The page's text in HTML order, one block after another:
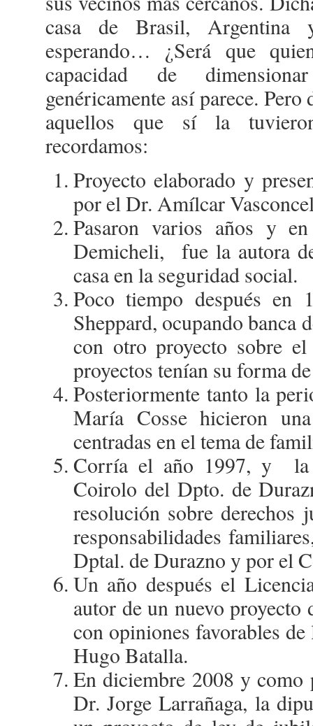
casa de Brasil, Argentina
esperando… ¿Será que
capacidad de
genéricamente así parece.
aquellos que sí la
recordamos:
Proyecto elaborado y
por el Dr. Amílcar
Pasaron varios años y
Demicheli, fue la autora
casa en la seguridad social.
Poco tiempo después en
Sheppard, ocupando banca
con otro proyecto sobre
proyectos tenían su forma
Posteriormente tanto la
María Cosse hicieron
centradas en el tema de
Corría el año 1997, y la
Coirolo del Dpto. de
resolución sobre derechos
responsabilidades
Dptal. de Durazno y por el
Un año después el
autor de un nuevo proyecto
con opiniones favorables
Hugo Batalla.
En diciembre 2008 y como
Dr. Jorge Larrañaga, la